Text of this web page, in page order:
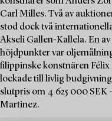
Carl Milles. Två av
stod dock två
Akseli Gallen-Kallela. En
höjdpunkter var
filippinske konstnären
lockade till livlig
slutpris om 4 625 000 SEK
Martinez.